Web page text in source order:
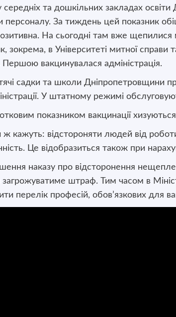
середніх та дошкільних закладах
персоналу. За тиждень цей показник
На сьогодні там вже щепилися
зокрема, в Університеті митної
Першою вакцинувалася адміністрація.
садки та школи Дніпропетровщини
У штатному режимі
показником вакцинації хизуються
кажуть: відстороняти людей від
Це відобразиться також при
наказу про відсторонення
загрожуватиме штраф. Тим часом в
перелік професій, обов’язкових для